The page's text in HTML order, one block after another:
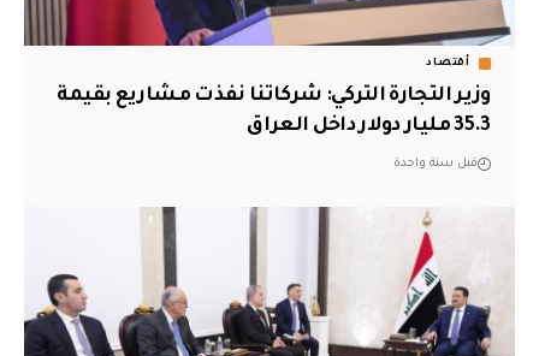
أقتصاد
وزير التجارة التركي: شركاتنا نفذت مشاريع بقيمة
35.3 مليار دولار داخل العراق
قبل سنة واحدة